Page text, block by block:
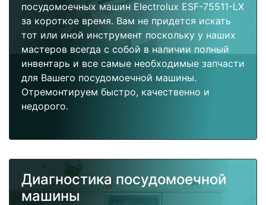
посудомоечных машин Electrolux ESF-75511-LX
за короткое время. Вам не придется искать
тот или иной инструмент поскольку у наших
мастеров всегда с собой в наличии полный
инвентарь и все самые необходимые запчасти
для Вашего посудомоечной машины.
Отремонтируем быстро, качественно и
недорого.
Диагностика посудомоечной
машины